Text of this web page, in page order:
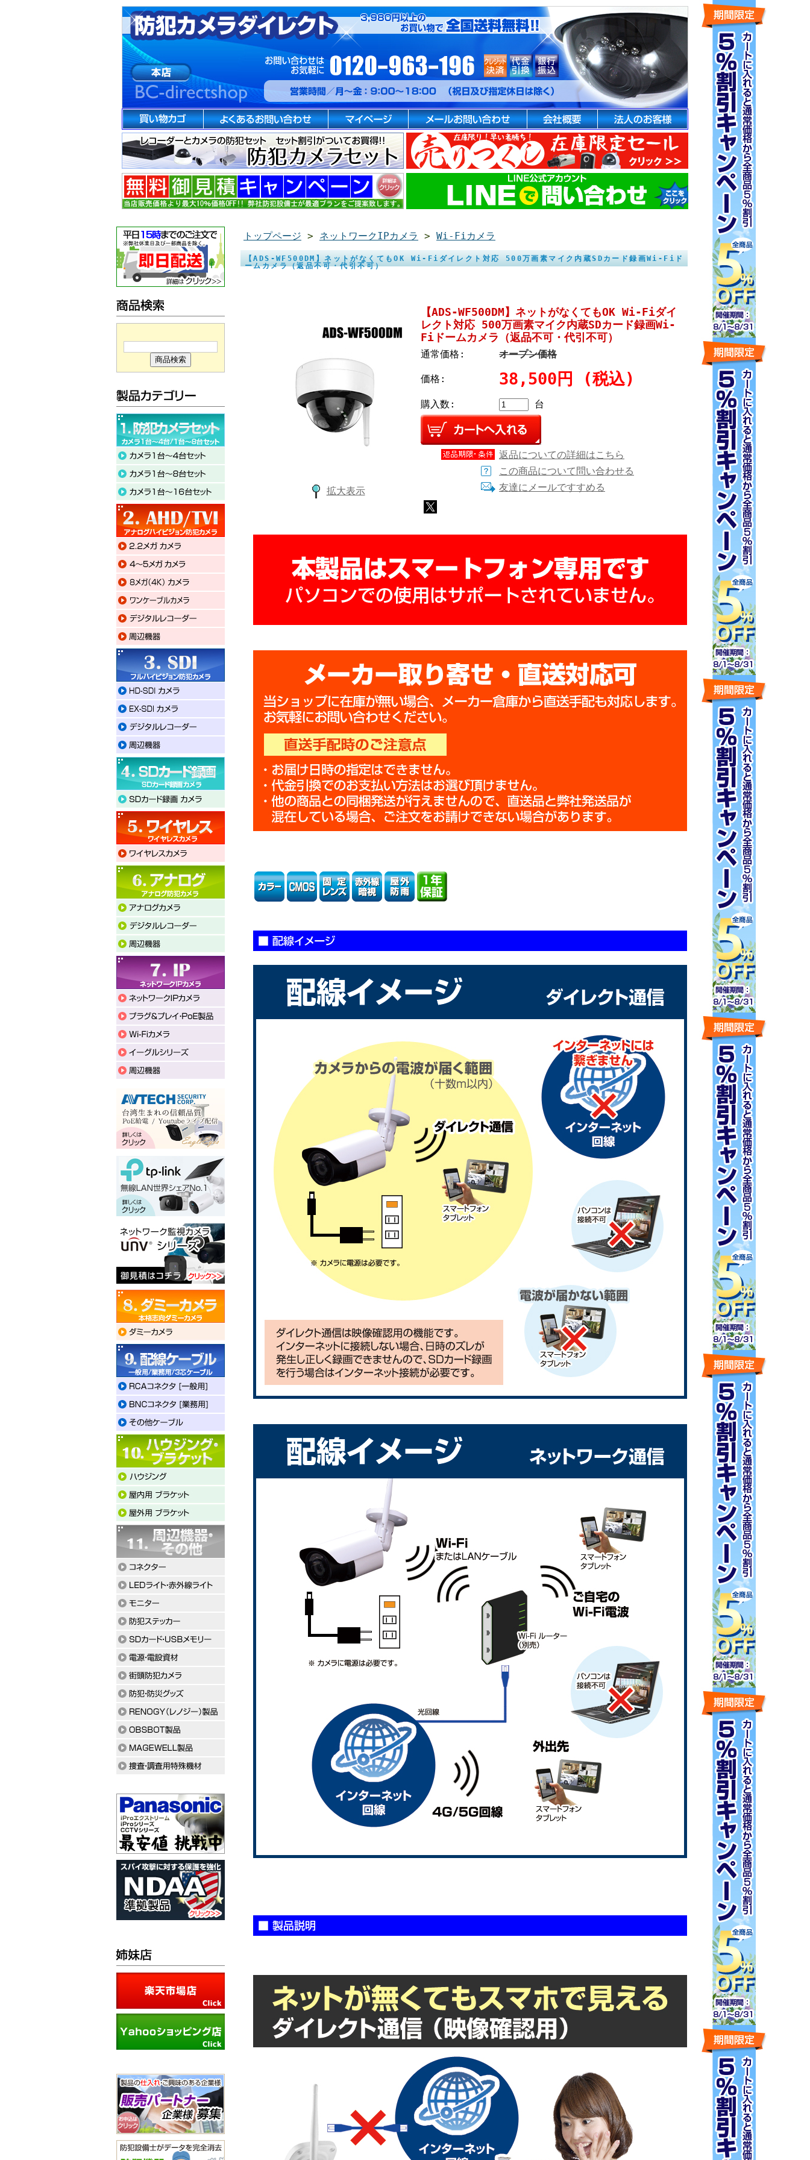
トップページ > ネットワークIPカメラ > Wi-Fiカメラ
【ADS-WF500DM】ネットがなくてもOK Wi-Fiダイレクト対応 500万画素マイク内蔵SDカード録画Wi-Fiド
ームカメラ（返品不可・代引不可）
拡大表示
【ADS-WF500DM】ネットがなくてもOK Wi-Fiダイ
レクト対応 500万画素マイク内蔵SDカード録画Wi-
Fiドームカメラ（返品不可・代引不可）
通常価格: オープン価格
価格: 38,500円 (税込)
購入数: 台
返品についての詳細はこちら
この商品について問い合わせる
友達にメールですすめる